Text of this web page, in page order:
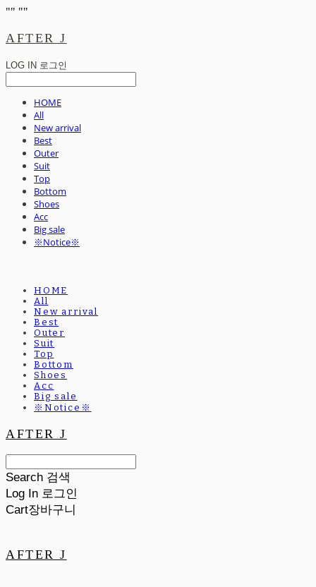
"" ""
AFTER J
LOG IN 로그인
HOME
All
New arrival
Best
Outer
Suit
Top
Bottom
Shoes
Acc
Big sale
※Notice※
HOME
All
New arrival
Best
Outer
Suit
Top
Bottom
Shoes
Acc
Big sale
※Notice※
AFTER J
Search 검색
Log In 로그인
Cart장바구니
AFTER J